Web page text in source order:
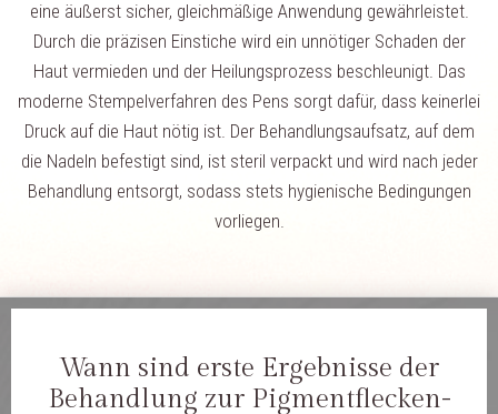
eine äußerst sicher, gleichmäßige Anwendung gewährleistet.
Durch die präzisen Einstiche wird ein unnötiger Schaden der
Haut vermieden und der Heilungsprozess beschleunigt. Das
moderne Stempelverfahren des Pens sorgt dafür, dass keinerlei
Druck auf die Haut nötig ist. Der Behandlungsaufsatz, auf dem
die Nadeln befestigt sind, ist steril verpackt und wird nach jeder
Behandlung entsorgt, sodass stets hygienische Bedingungen
vorliegen.
Wann sind erste Ergebnisse der
Behandlung zur Pigmentflecken-